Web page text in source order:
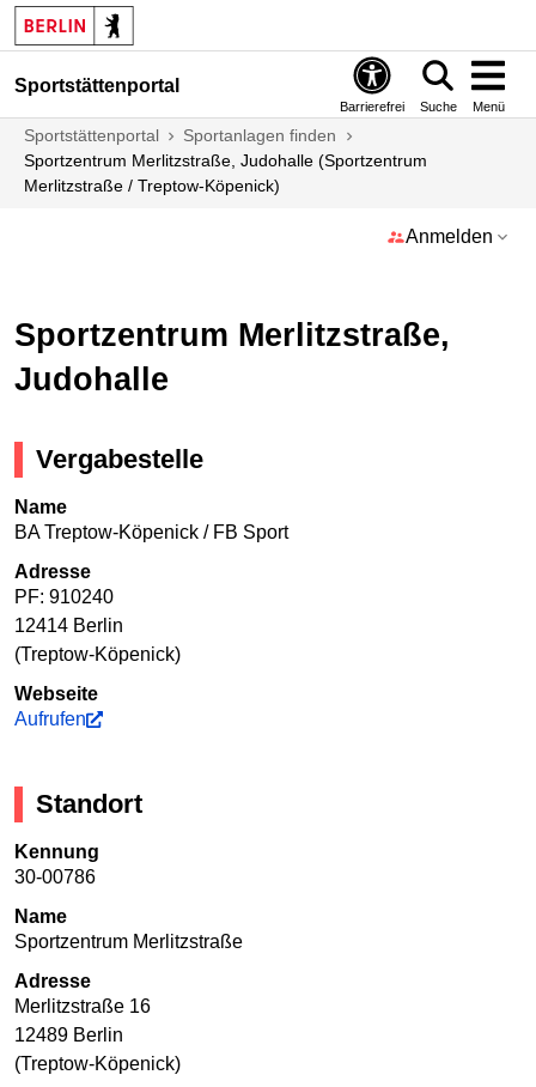
Sportstättenportal
Barrierefrei Suche Menü
Sportstättenportal
Sportanlagen finden
Sportzentrum Merlitzstraße, Judohalle (Sportzentrum
Merlitzstraße / Treptow-Köpenick)
Anmelden
Sportzentrum Merlitzstraße,
Judohalle
Vergabestelle
Name
BA Treptow-Köpenick / FB Sport
Adresse
PF: 910240
12414 Berlin
(Treptow-Köpenick)
Webseite
Aufrufen
Standort
Kennung
30-00786
Name
Sportzentrum Merlitzstraße
Adresse
Merlitzstraße 16
12489 Berlin
(Treptow-Köpenick)